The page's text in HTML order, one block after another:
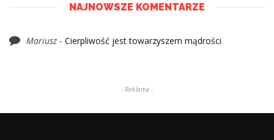
NAJNOWSZE KOMENTARZE
Mariusz - Cierpliwość jest towarzyszem mądrości
- Reklama -